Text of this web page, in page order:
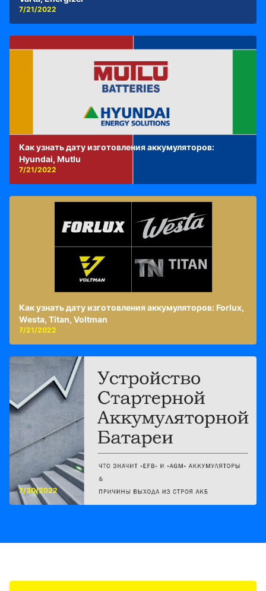
7/21/2022
Как узнать дату изготовления аккумуляторов:
Hyundai, Mutlu
7/21/2022
Как узнать дату изготовления аккумуляторов: Forlux,
Westa, Titan, Voltman
7/21/2022
7/30/2022